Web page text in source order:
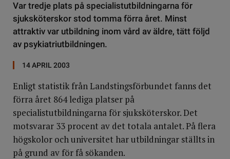
Var tredje plats på specialistutbildningarna för
sjuksköterskor stod tomma förra året. Minst
attraktiv var utbildning inom vård av äldre, tätt följd
av psykiatriutbildningen.
14 APRIL 2003
Enligt statistik från Landstingsförbundet fanns det
förra året 864 lediga platser på
specialistutbildningarna för sjuksköterskor. Det
motsvarar 33 procent av det totala antalet. På flera
högskolor och universitet har utbildningar ställts in
på grund av för få sökanden.